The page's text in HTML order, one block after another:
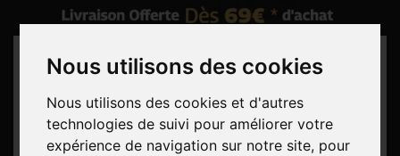
Nous utilisons des cookies
Nous utilisons des cookies et d'autres
technologies de suivi pour améliorer votre
expérience de navigation sur notre site, pour
Rechercher